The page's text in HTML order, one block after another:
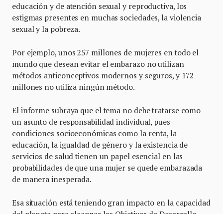
educación y de atención sexual y reproductiva, los
estigmas presentes en muchas sociedades, la violencia
sexual y la pobreza.
Por ejemplo, unos 257 millones de mujeres en todo el
mundo que desean evitar el embarazo no utilizan
métodos anticonceptivos modernos y seguros, y 172
millones no utiliza ningún método.
El informe subraya que el tema no debe tratarse como
un asunto de responsabilidad individual, pues
condiciones socioeconómicas como la renta, la
educación, la igualdad de género y la existencia de
servicios de salud tienen un papel esencial en las
probabilidades de que una mujer se quede embarazada
de manera inesperada.
Esa situación está teniendo gran impacto en la capacidad